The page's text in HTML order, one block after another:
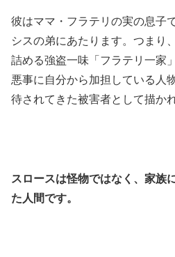
彼はママ・フラテリの実の息子
シスの弟にあたります。つまり
詰める強盗一味「フラテリ一家
悪事に自分から加担している人
待されてきた被害者として描か
スロースは怪物ではなく、家族
た人間です。